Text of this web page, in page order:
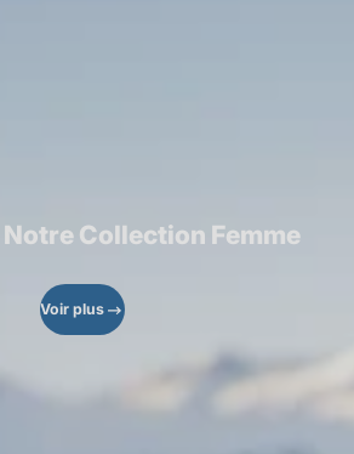
Collection Femme
Voir plus